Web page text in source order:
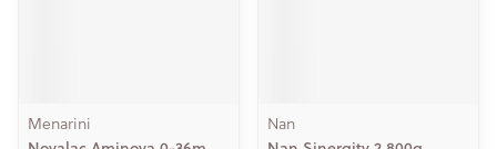
Menarini Nan